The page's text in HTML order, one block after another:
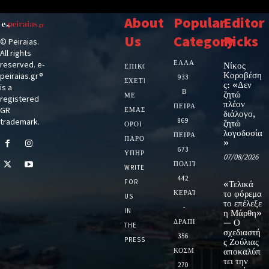
© Peiraias.
All rights
reserved. e-
peiraias.gr®
is a
registered
GR
trademark.
About
Us
ΕΠΙΚΟΙΝΩΝΙΑ
ΣΧΕΤΙΚΆ
ΜΕ
ΕΜΆΣ
ΌΡΟΙ
ΠΑΡΟΧΉΣ
ΥΠΗΡΕΣΙΏΝ
WRITE
FOR
US
IN
THE
PRESS
Popular
Category
ΕΛΛΑΔΑ
933
Β
ΠΕΙΡΑΙΑ
869
ΠΕΙΡΑΙΑΣ
673
ΠΟΛΙΤΙΚΗ
442
ΚΕΡΑΤΣΙΝΙ
-
ΔΡΑΠΕΤΣΩΝΑ
356
ΚΟΣΜΟΣ
270
Editor
Picks
Νίκος
Κοροβέση
ς: «Δεν
ζητώ
πλέον
διάλογο,
ζητώ
λογοδοσία
»
07/08/2026
«Τελικά
το φόρεμα
το επέλεξε
η Μάρθη»
— Ο
σχεδιαστή
ς Ζούλιας
αποκαλύπ
τει την